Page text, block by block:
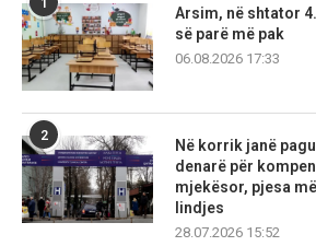
1
Arsim, në shtator
së parë më pak
06.08.2026 17:33
2
Në korrik janë
denarë për
mjekësor, pjesa
lindjes
28.07.2026 15:52